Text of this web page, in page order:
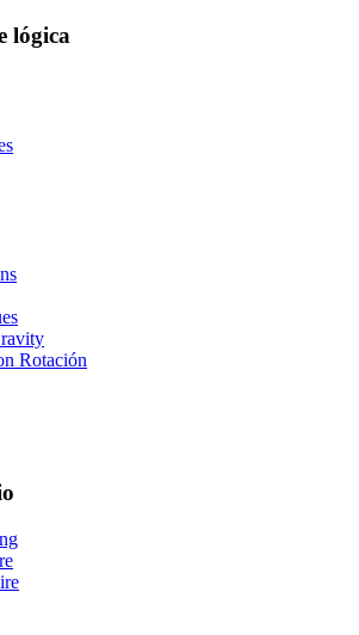
lógica
Rotación